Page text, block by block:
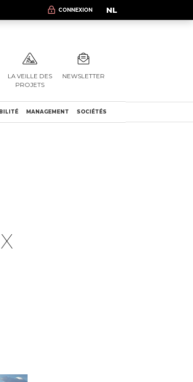
CONNEXION NL
LA VEILLE DES
PROJETS
NEWSLETTER
MANAGEMENT SOCIÉTÉS